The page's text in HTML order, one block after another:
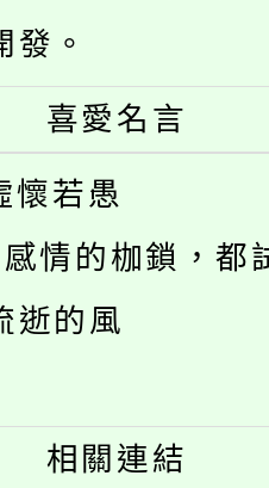
發。
喜愛名言
懷若愚
情的枷鎖，都
逝的風
相關連結